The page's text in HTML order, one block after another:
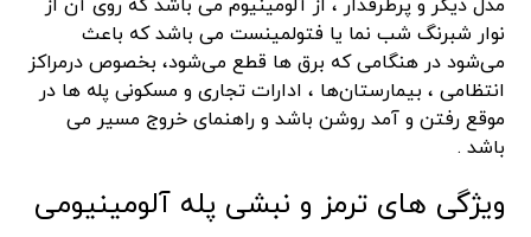
مدل دیگر و پرطرفدار ، از آلومینیوم می باشد که روی آن از
نوار شبرنگ شب نما یا فتولمینست می باشد که باعث
می‌شود در هنگامی که برق ها قطع می‌شود، بخصوص درمراکز
انتظامی ، بیمارستان‌ها ، ادارات تجاری و مسکونی پله ها در
موقع رفتن و آمد روشن باشد و راهنمای خروج مسیر می
باشد .
ویژگی های ترمز و نبشی پله آلومینیومی